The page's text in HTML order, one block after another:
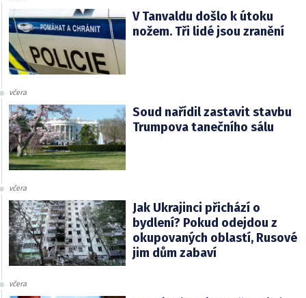
V Tanvaldu došlo k útoku
nožem. Tři lidé jsou zranění
včera
Soud nařídil zastavit stavbu
Trumpova tanečního sálu
včera
Jak Ukrajinci přichází o
bydlení? Pokud odejdou z
okupovaných oblastí, Rusové
jim dům zabaví
včera